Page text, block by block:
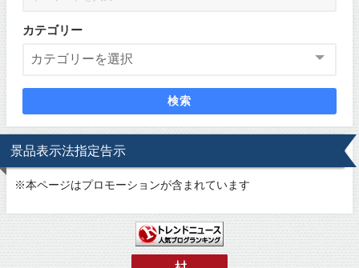
カテゴリー
検索
景品表示法指定告示
※本ページはプロモーションが含まれています